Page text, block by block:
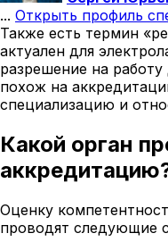
... Открыть профиль
Также есть термин
актуален для
разрешение на
похож на
специализацию и
Какой орган
Оценку
проводят следующие